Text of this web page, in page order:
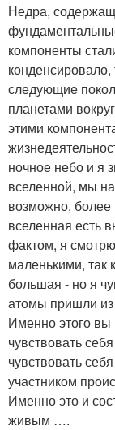
Недра,
компоненты
следующие
планетами
этими
ночное небо и я
вселенной, мы
возможно, более
вселенная есть
фактом, я
маленькими, так
большая - но я
атомы пришли из
Именно этого вы
чувствовать
чувствовать
участником
Именно это и
живым ….